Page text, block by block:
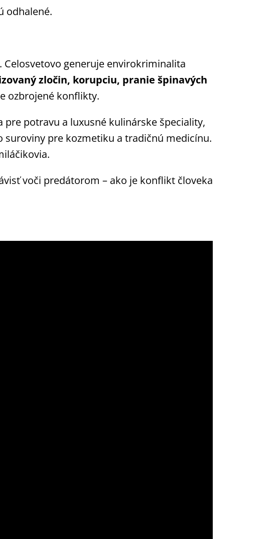
odhalené.
generuje envirokriminalita
zločin, korupciu, pranie špinavých
ozbrojené konflikty.
potravu a luxusné kulinárske špeciality,
pre kozmetiku a tradičnú medicínu.
voči predátorom – ako je konflikt človeka